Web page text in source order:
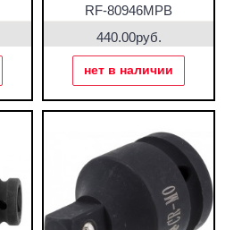
RF-80946MPB
440.00руб.
нет в наличии